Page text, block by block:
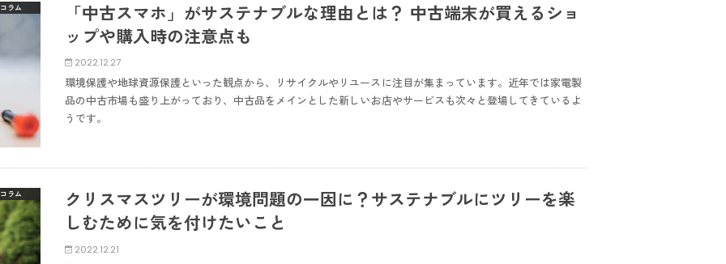
コラム
「中古スマホ」がサステナブルな理由とは？ 中古端末が買えるショ
ップや購入時の注意点も
2022.12.27
環境保護や地球資源保護といった観点から、リサイクルやリユースに注目が集まっています。近年では家電製
品の中古市場も盛り上がっており、中古品をメインとした新しいお店やサービスも次々と登場してきているよ
うです。
コラム
クリスマスツリーが環境問題の一因に？サステナブルにツリーを楽
しむために気を付けたいこと
2022.12.21